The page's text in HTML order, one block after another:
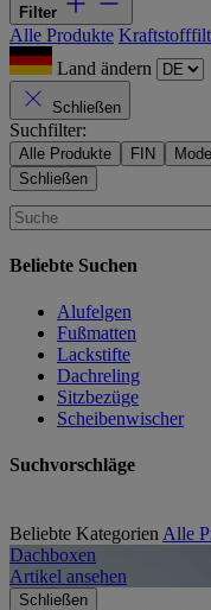
Filter
Alle Produkte
Land ändern
Schließen
Suchfilter:
Alle Produkte FIN
Schließen
Beliebte Suchen
Alufelgen
Fußmatten
Lackstifte
Dachreling
Sitzbezüge
Scheibenwischer
Suchvorschläge
Beliebte Kategorien Alle
Dachboxen
Artikel ansehen
Schließen